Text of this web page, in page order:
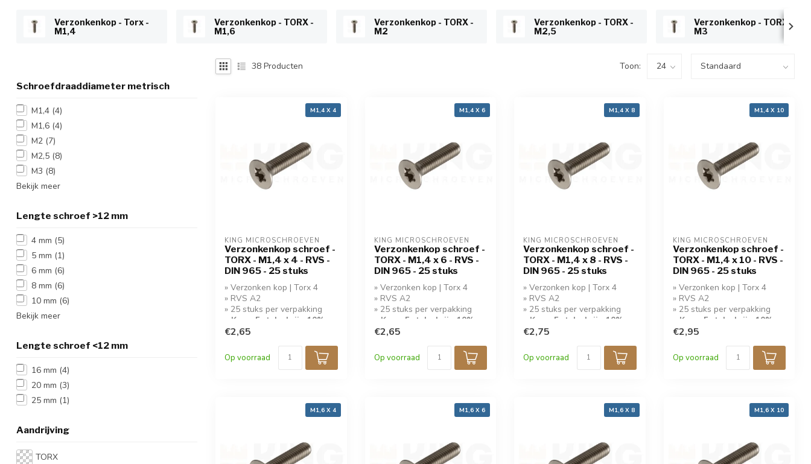
Verzonkenkop - Torx -
M1,4
Verzonkenkop - TORX -
M1,6
Verzonkenkop - TORX -
M2
Verzonkenkop - TORX -
M2,5
Verzonkenkop - TORX -
M3
Schroefdraaddiameter metrisch
M1,4 (4)
M1,6 (4)
M2 (7)
M2,5 (8)
M3 (8)
Bekijk meer
Lengte schroef >12 mm
4 mm (5)
5 mm (1)
6 mm (6)
8 mm (6)
10 mm (6)
Bekijk meer
Lengte schroef <12 mm
16 mm (4)
20 mm (3)
25 mm (1)
Aandrijving
TORX
38 Producten Toon:
M1,4 X 4
KING MICROSCHROEVEN
Verzonkenkop schroef -
TORX - M1,4 x 4 - RVS -
DIN 965 - 25 stuks
» Verzonken kop | Torx 4
» RVS A2
» 25 stuks per verpakking
» Koop 5 stuks krijg 10%
korting!
€2,65
Op voorraad
M1,4 X 6
KING MICROSCHROEVEN
Verzonkenkop schroef -
TORX - M1,4 x 6 - RVS -
DIN 965 - 25 stuks
» Verzonken kop | Torx 4
» RVS A2
» 25 stuks per verpakking
» Koop 5 stuks krijg 10%
korting!
€2,65
Op voorraad
M1,4 X 8
KING MICROSCHROEVEN
Verzonkenkop schroef -
TORX - M1,4 x 8 - RVS -
DIN 965 - 25 stuks
» Verzonken kop | Torx 4
» RVS A2
» 25 stuks per verpakking
» Koop 5 stuks krijg 10%
korting!
€2,75
Op voorraad
M1,4 X 10
KING MICROSCHROEVEN
Verzonkenkop schroef -
TORX - M1,4 x 10 - RVS -
DIN 965 - 25 stuks
» Verzonken kop | Torx 4
» RVS A2
» 25 stuks per verpakking
» Koop 5 stuks krijg 10%
korting!
€2,95
Op voorraad
M1,6 X 4 M1,6 X 6 M1,6 X 8 M1,6 X 10